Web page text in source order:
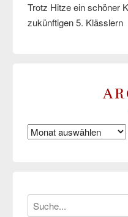
Trotz Hitze ein schöner
zukünftigen 5. Klässlern
Archiv